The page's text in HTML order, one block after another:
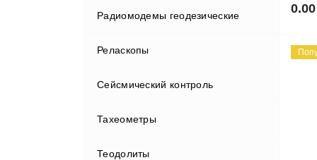
Радиомодемы геодезические
Реласкопы
Сейсмический контроль
Сейсмостанции
Тахеометры
Теодолиты